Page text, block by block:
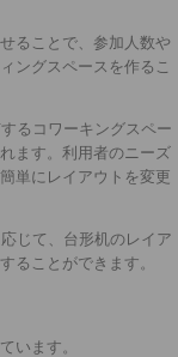
ることで、参加人数や
ングスペースを作るこ
るコワーキングスペー
ます。利用者のニーズ
単にレイアウトを変更
じて、台形机のレイア
ることができます。
います。